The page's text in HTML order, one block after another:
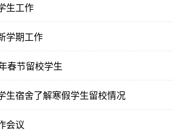
生工作
学期工作
春节留校学生
生宿舍了解寒假学生留校情况
会议